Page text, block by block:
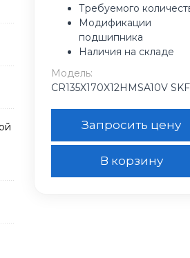
Требуемого
Модификации
подшипника
Наличия на складе
Модель:
CR135X170X12HMSA10V SKF
Запросить цену
В корзину